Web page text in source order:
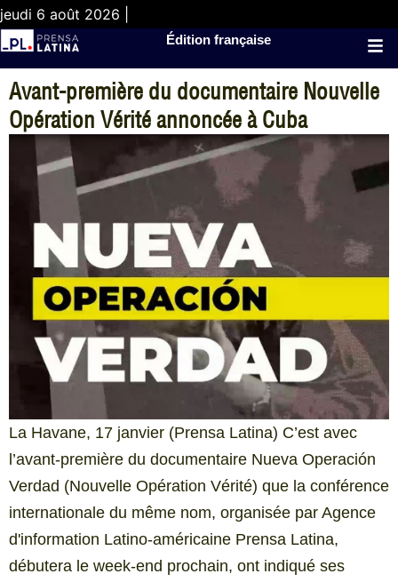
jeudi 6 août 2026 |
Édition française
Avant-première du documentaire Nouvelle
Opération Vérité annoncée à Cuba
La Havane, 17 janvier (Prensa Latina) C’est avec
l’avant-première du documentaire Nueva Operación
Verdad (Nouvelle Opération Vérité) que la conférence
internationale du même nom, organisée par Agence
d'information Latino-américaine Prensa Latina,
débutera le week-end prochain, ont indiqué ses